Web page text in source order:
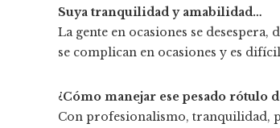
Suya tranquilidad y amabilidad…
La gente en ocasiones se
se complican en ocasiones y es
¿Cómo manejar ese pesado rótulo
Con profesionalismo, tranquilidad,